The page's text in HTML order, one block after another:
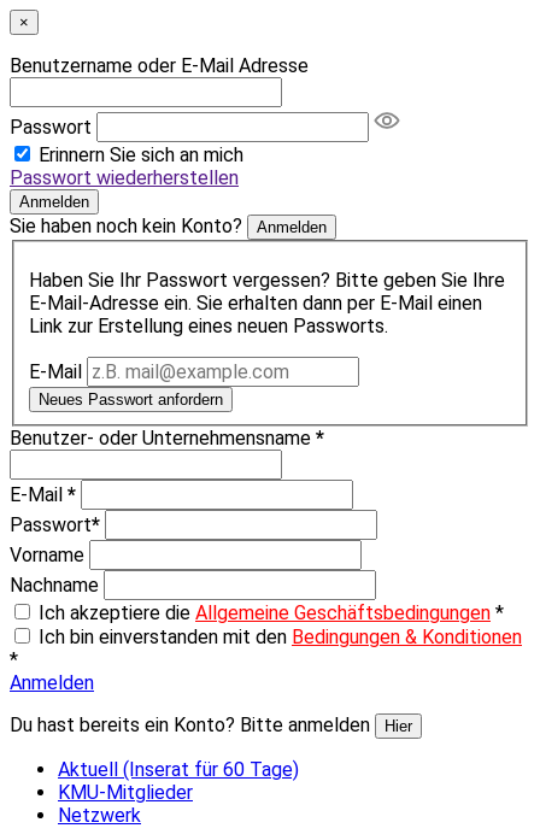
×
Benutzername oder E-Mail Adresse
Passwort
Erinnern Sie sich an mich
Passwort wiederherstellen
Anmelden
Sie haben noch kein Konto? Anmelden
Haben Sie Ihr Passwort vergessen? Bitte geben Sie Ihre
E-Mail-Adresse ein. Sie erhalten dann per E-Mail einen
Link zur Erstellung eines neuen Passworts.
E-Mail
Neues Passwort anfordern
Benutzer- oder Unternehmensname *
E-Mail *
Passwort*
Vorname
Nachname
Ich akzeptiere die Allgemeine Geschäftsbedingungen *
Ich bin einverstanden mit den Bedingungen & Konditionen
*
Anmelden
Du hast bereits ein Konto? Bitte anmelden
Hier
Aktuell (Inserat für 60 Tage)
KMU-Mitglieder
Netzwerk